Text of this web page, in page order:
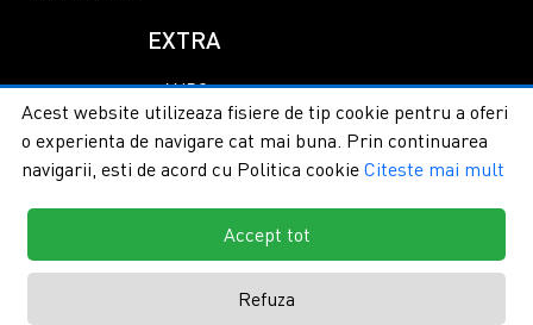
EXTRA
ANPC
SOL
Copyright © 2026 - PlasaUmbrire.ro | Toate drepturile
rezervate.Creare magazine online by ITeXclusiv.ro
Acest website utilizeaza fisiere de tip cookie pentru a oferi
o experienta de navigare cat mai buna. Prin continuarea
navigarii, esti de acord cu Politica cookie Citeste mai mult
Accept tot
Refuza